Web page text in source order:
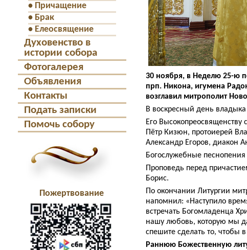
30 ноября, в Неделю 25-ю
прп. Никона, игумена
возглавил митрополит
В воскресный день
Его Высокопреосвященству
Пётр Кизюн, протоиерей
Александр Егоров, диакон
Богослужебные
Проповедь перед
Борис.
По окончании Литургии
напомнил: «Наступило
встречать Богомладенца
нашу любовь, которую мы
спешите сделать то, чтобы
Раннюю Божественную
• Причащение
• Брак
• Елеосвящение
Духовенство в
истории собора
Фотогалерея
Объявления
Контакты
Подать записки
Помочь собору
Пожертвование